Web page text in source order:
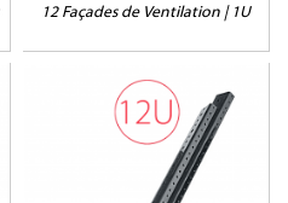
12 Façades de Ventilation | 1U
RK-RR14